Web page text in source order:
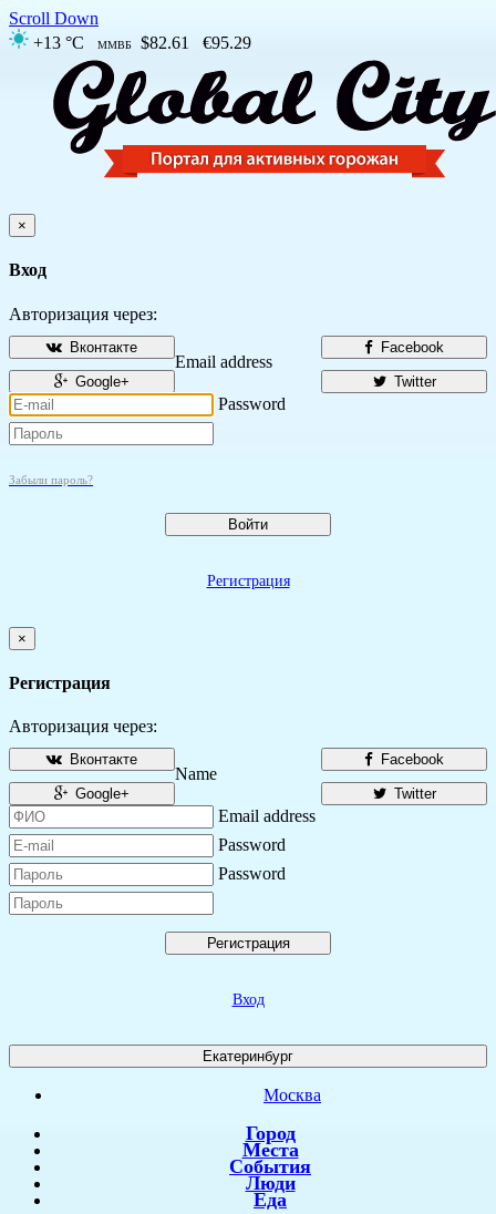
Scroll Down
+13 °C
ММВБ $82.61 €95.29
×
Вход
Авторизация через:
Facebook
Вконтакте
Twitter
Google+
Email address
Password
Забыли пароль?
Войти
Регистрация
×
Регистрация
Авторизация через:
Facebook
Вконтакте
Twitter
Google+
Name
Email address
Password
Password
Регистрация
Вход
Екатеринбург
Москва
Город
Места
События
Люди
Еда